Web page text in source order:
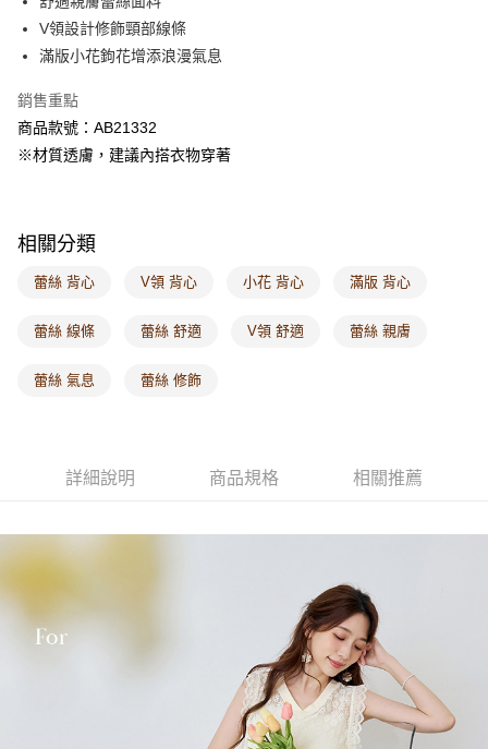
7-11取貨付款
每筆NT$60，滿NT$1,000(含以上)免運費
付款後7-11取貨
每筆NT$60，滿NT$1,000(含以上)免運費
付款後門市自取
每筆NT$60，滿NT$1,000(含以上)免運費
V領設計修飾頸部線條
滿版小花鉤花增添浪漫氣息
銷售重點
商品款號：AB21332
※材質透膚，建議內搭衣物穿著
相關分類
蕾絲 背心 V領 背心 小花 背心 滿版 背心
蕾絲 線條 蕾絲 舒適 V領 舒適 蕾絲 親膚
蕾絲 氣息 蕾絲 修飾
詳細說明 商品規格 相關推薦